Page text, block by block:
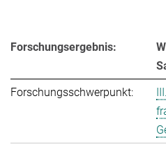
Forschungsergebnis:
Forschungsschwerpunkt: